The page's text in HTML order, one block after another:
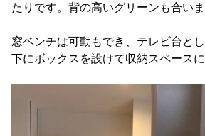
たりです。背の高いグリーンも合い
窓ベンチは可動もでき、テレビ台と
下にボックスを設けて収納スペースに